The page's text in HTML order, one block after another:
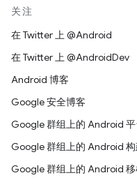
关注
在 Twitter 上 @Android
在 Twitter 上 @AndroidDev
Android 博客
Google 安全博客
Google 群组上的 Android
Google 群组上的 Android
Google 群组上的 Android